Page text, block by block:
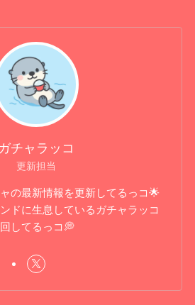
ガチャラッコ
更新担当
の最新情報を更新してるっコ🌟
ドに生息しているガチャラッコ
してるっコ💭